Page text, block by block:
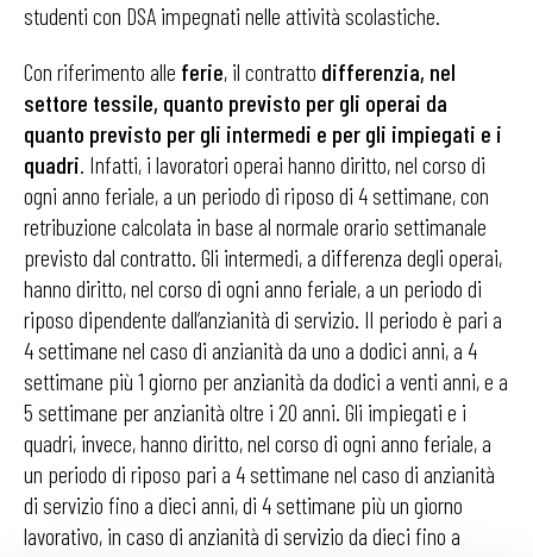
studenti con DSA impegnati nelle attività scolastiche.
Con riferimento alle ferie, il contratto differenzia, nel
settore tessile, quanto previsto per gli operai da
quanto previsto per gli intermedi e per gli impiegati e i
quadri. Infatti, i lavoratori operai hanno diritto, nel corso di
ogni anno feriale, a un periodo di riposo di 4 settimane, con
retribuzione calcolata in base al normale orario settimanale
previsto dal contratto. Gli intermedi, a differenza degli operai,
hanno diritto, nel corso di ogni anno feriale, a un periodo di
riposo dipendente dall’anzianità di servizio. Il periodo è pari a
4 settimane nel caso di anzianità da uno a dodici anni, a 4
settimane più 1 giorno per anzianità da dodici a venti anni, e a
5 settimane per anzianità oltre i 20 anni. Gli impiegati e i
quadri, invece, hanno diritto, nel corso di ogni anno feriale, a
un periodo di riposo pari a 4 settimane nel caso di anzianità
di servizio fino a dieci anni, di 4 settimane più un giorno
lavorativo, in caso di anzianità di servizio da dieci fino a